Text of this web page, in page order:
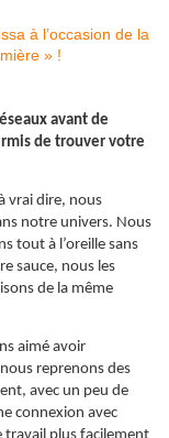
avant de
de trouver votre
vrai dire, nous
notre univers. Nous
tout à l’oreille sans
sauce, nous les
de la même
aimé avoir
reprenons des
avec un peu de
connexion avec